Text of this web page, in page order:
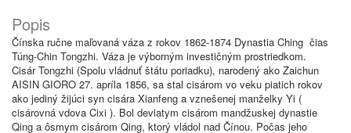
Popis
Čínska ručne maľovaná váza z rokov 1862-1874 Dynastia Ching čias
Túng-Chin Tongzhi. Váza je výborným investičným prostriedkom.
Cisár Tongzhi (Spolu vládnuť štátu poriadku), narodený ako Zaichun
AISIN GIORO 27. apríla 1856, sa stal cisárom vo veku piatich rokov
ako jediný žijúci syn cisára Xianfeng a vznešenej manželky Yi (
cisárovná vdova Cixi ). Bol deviatym cisárom mandžuskej dynastie
Qing a ôsmym cisárom Qing, ktorý vládol nad Čínou. Počas jeho